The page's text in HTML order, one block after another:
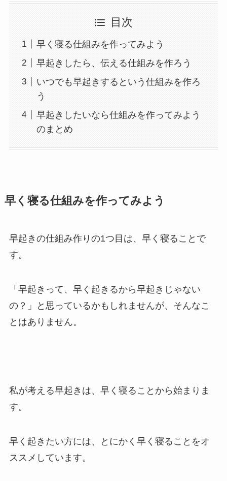
目次
早く寝る仕組みを作ってみよう
早起きしたら、伝える仕組みを作ろう
いつでも早起きするという仕組みを作ろ
う
早起きしたいなら仕組みを作ってみよう
のまとめ
早く寝る仕組みを作ってみよう
早起きの仕組み作りの1つ目は、早く寝ることで
す。
「早起きって、早く起きるから早起きじゃない
の？」と思っているかもしれませんが、そんなこ
とはありません。
私が考える早起きは、早く寝ることから始まりま
す。
早く起きたい方には、とにかく早く寝ることをオ
ススメしています。